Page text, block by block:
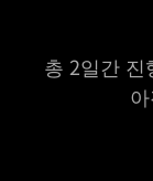
총 2일간 진